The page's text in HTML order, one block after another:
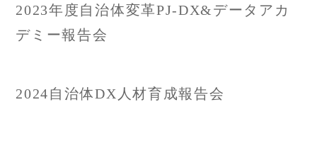
稿
ビ
2023年度自治体変革PJ-DX&データアカ
デミー報告会
2024自治体DX人材育成報告会